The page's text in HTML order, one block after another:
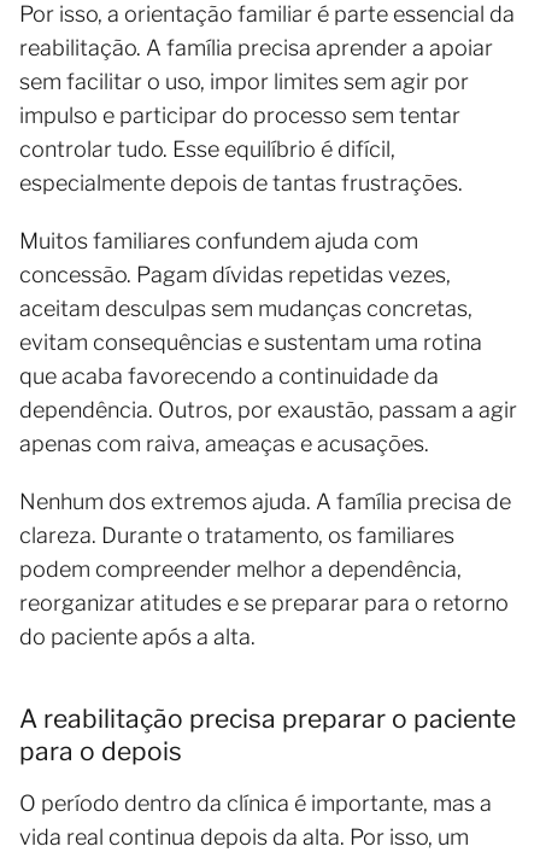
Por isso, a orientação familiar é parte essencial da
reabilitação. A família precisa aprender a apoiar
sem facilitar o uso, impor limites sem agir por
impulso e participar do processo sem tentar
controlar tudo. Esse equilíbrio é difícil,
especialmente depois de tantas frustrações.
Muitos familiares confundem ajuda com
concessão. Pagam dívidas repetidas vezes,
aceitam desculpas sem mudanças concretas,
evitam consequências e sustentam uma rotina
que acaba favorecendo a continuidade da
dependência. Outros, por exaustão, passam a agir
apenas com raiva, ameaças e acusações.
Nenhum dos extremos ajuda. A família precisa de
clareza. Durante o tratamento, os familiares
podem compreender melhor a dependência,
reorganizar atitudes e se preparar para o retorno
do paciente após a alta.
A reabilitação precisa preparar o paciente
para o depois
O período dentro da clínica é importante, mas a
vida real continua depois da alta. Por isso, um